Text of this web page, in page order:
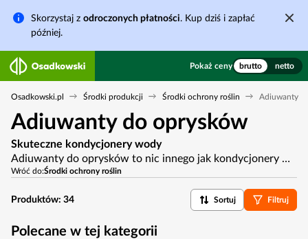
Skorzystaj z odroczonych płatności. Kup dziś i zapłać
później.
Pokaż ceny brutto netto
Osadkowski.pl Środki produkcji Środki ochrony roślin Adiuwanty
Adiuwanty do oprysków
Skuteczne kondycjonery wody
Adiuwanty do oprysków to nic innego jak kondycjonery wody używanej do przygotowania cieczy opryskowej. Umożliwiają one uzyskanie poprawy skuteczności działania środków ochrony roślin. W ofercie firmy Osadkowski znajdują się adiuwanty, które można dobrać odpowiednio do potrzeb - terminu aplikacji, rodzaju używanych środków ochrony roślin, czy też warunków polowych.
Wróć do:Środki ochrony roślin
Produktów: 34 Sortuj Filtruj
Polecane w tej kategorii